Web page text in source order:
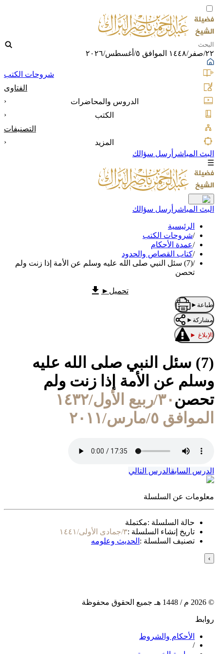
٢٢/صفر/١٤٤٨ الموافق ٥/أغسطس/٢٠٢٦
شروحات الكتب
الفتاوى
الدروس والمحاضرات
‹
الكتب
‹
التصنيفات
المزيد
‹
البث المباشر أرسل سؤالك
☰
البث المباشر أرسل سؤالك
الرئيسية
/شروحات الكتب
/عمدة الأحكام
/كتاب القصاص والحدود
/
(7) سئل النبي صلى الله عليه وسلم عن الأمة إذا زنت ولم
تحصن
تحميل ►
طباعة ►
مشاركة ►
الإبلاغ ►
(7) سئل النبي صلى الله عليه
وسلم عن الأمة إذا زنت ولم
تحصن
٣٠/ربيع الأول/١٤٣٢
الموافق ٥/مارس/٢٠١١
الدرس السابقالدرس التالي
معلومات عن السلسلة
حالة السلسلة :مكتملة
تاريخ إنشاء السلسلة :٣/جمادى الأولى/١٤٤١
تصنيف السلسلة : الحديث وعلومه
›
©
2026 م / 1448 هـ جميع الحقوق محفوظة
روابط
الأحكام والشروط
/